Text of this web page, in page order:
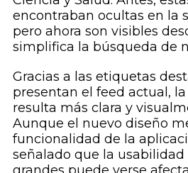
encontraban ocultas en la
pero ahora son visibles
simplifica la búsqueda de
Gracias a las etiquetas
presentan el feed actual,
resulta más clara y
Aunque el nuevo diseño
funcionalidad de la
señalado que la